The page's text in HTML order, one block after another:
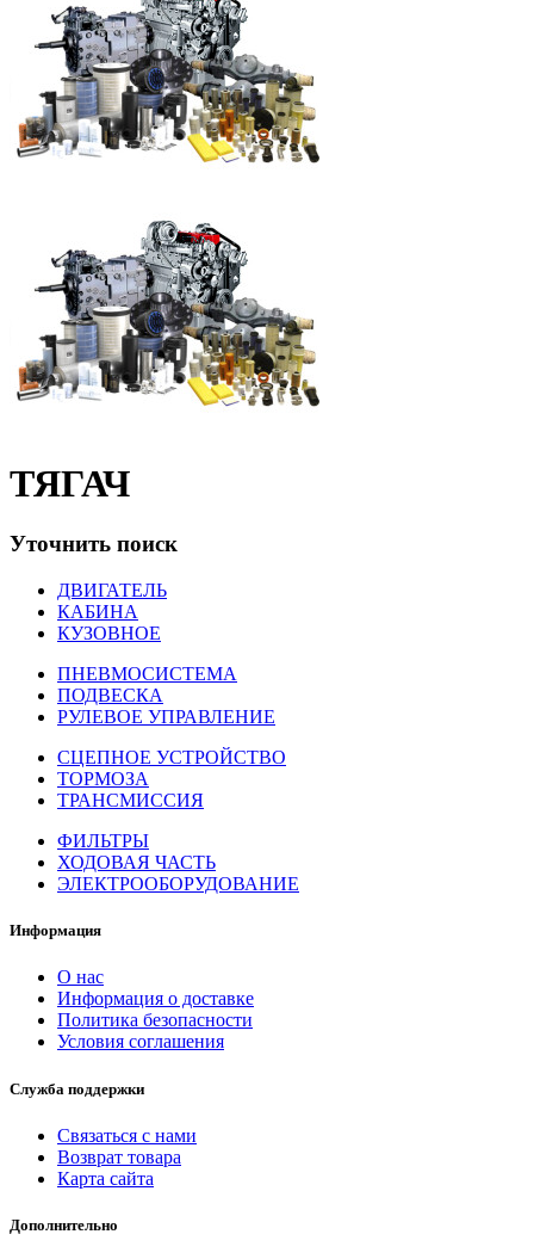
ТЯГАЧ
Уточнить поиск
ДВИГАТЕЛЬ
КАБИНА
КУЗОВНОЕ
ПНЕВМОСИСТЕМА
ПОДВЕСКА
РУЛЕВОЕ УПРАВЛЕНИЕ
СЦЕПНОЕ УСТРОЙСТВО
ТОРМОЗА
ТРАНСМИССИЯ
ФИЛЬТРЫ
ХОДОВАЯ ЧАСТЬ
ЭЛЕКТРООБОРУДОВАНИЕ
Информация
О нас
Информация о доставке
Политика безопасности
Условия соглашения
Служба поддержки
Связаться с нами
Возврат товара
Карта сайта
Дополнительно